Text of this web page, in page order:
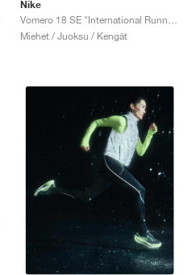
Nike
Vomero 18 SE "International Running Pack"
Miehet / Juoksu / Kengät